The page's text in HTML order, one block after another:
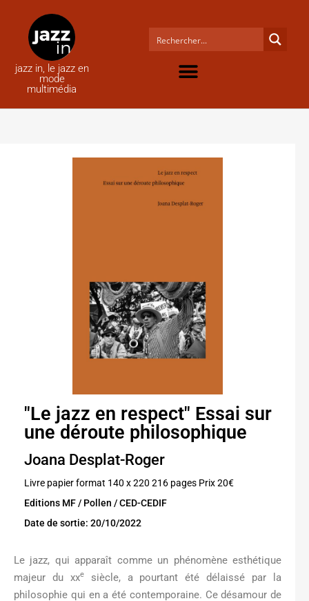
jazz in, le jazz en
mode
multimédia
"Le jazz en respect" Essai sur
une déroute philosophique
Joana Desplat-Roger
Livre papier format 140 x 220 216 pages Prix 20€
Editions MF / Pollen / CED-CEDIF
Date de sortie: 20/10/2022
Le jazz, qui apparaît comme un phénomène esthétique
majeur du xxesiècle, a pourtant été délaissé par la
philosophie qui en a été contemporaine. Ce désamour de